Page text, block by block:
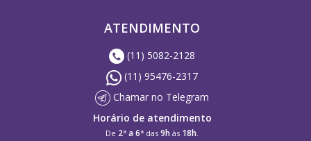
ATENDIMENTO
(11) 5082-2128
(11) 95476-2317
Chamar no Telegram
Horário de atendimento
De 2ª a 6ª das 9h às 18h.